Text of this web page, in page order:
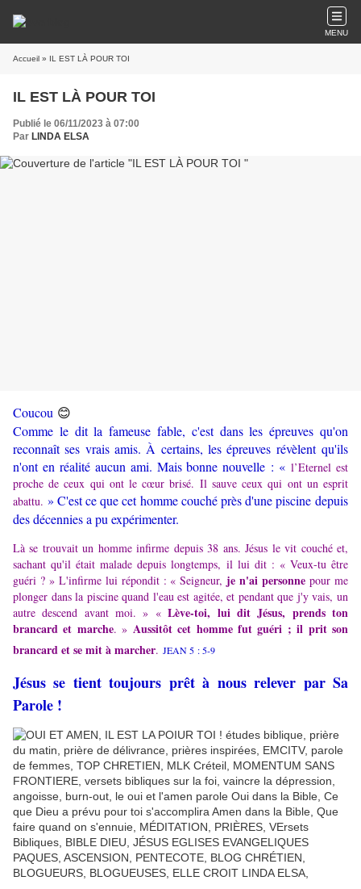
MENU
Accueil » IL EST LÀ POUR TOI
IL EST LÀ POUR TOI
Publié le 06/11/2023 à 07:00
Par LINDA ELSA
Coucou 😊
Comme le dit la fameuse fable, c'est dans les épreuves qu'on
reconnaît ses vrais amis. À certains, les épreuves révèlent qu'ils
n'ont en réalité aucun ami. Mais bonne nouvelle : « l’Eternel est
proche de ceux qui ont le cœur brisé. Il sauve ceux qui ont un esprit
abattu.»C'est ce que cet homme couché près d'une piscine depuis
des décennies a pu expérimenter.
Là se trouvait un homme infirme depuis 38 ans. Jésus le vit couché et,
sachant qu'il était malade depuis longtemps, il lui dit : « Veux-tu être
guéri ? » L'infirme lui répondit : « Seigneur, je n'ai personnepour me
plonger dans la piscine quand l'eau est agitée, et pendant que j'y vais, un
autre descend avant moi. » «Lève-toi, lui dit Jésus, prends ton
brancard et marche. » Aussitôt cet homme fut guéri ; il prit son
brancard et se mit à marcher. JEAN 5 : 5-9
Jésus se tient toujours prêt à nous relever par Sa
Parole !